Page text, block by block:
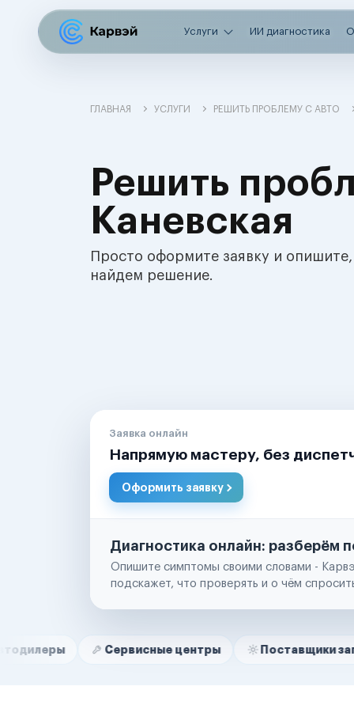
Услуги ИИ диагностика
ГЛАВНАЯ УСЛУГИ РЕШИТЬ ПРОБЛЕМУ С АВТО
Решить
Каневская
Просто оформите заявку и
найдем решение.
Заявка онлайн
Напрямую мастеру, без
Оформить заявку
Диагностика онлайн: разберём
Опишите симптомы своими словами -
подскажет, что проверять и о чём
Нам доверяют
Сервисные центры Поставщики запчастей
Маркетплейсы